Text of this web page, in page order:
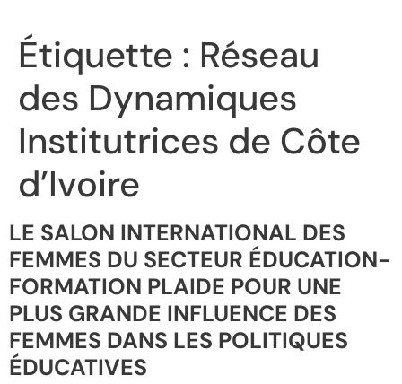
Étiquette : Réseau
des Dynamiques
Institutrices de Côte
d’Ivoire
LE SALON INTERNATIONAL DES
FEMMES DU SECTEUR ÉDUCATION-
FORMATION PLAIDE POUR UNE
PLUS GRANDE INFLUENCE DES
FEMMES DANS LES POLITIQUES
ÉDUCATIVES